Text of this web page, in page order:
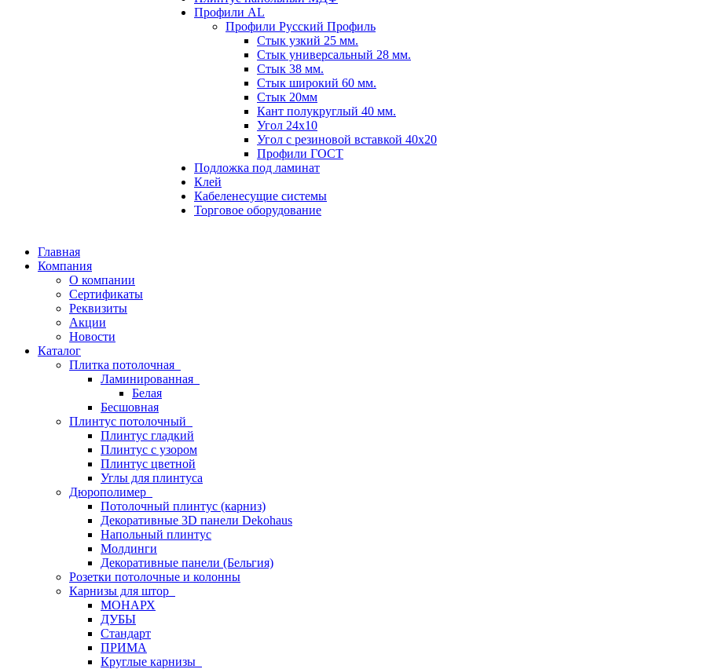
Профили AL
Профили Русский Профиль
Стык узкий 25 мм.
Стык универсальный 28 мм.
Стык 38 мм.
Стык широкий 60 мм.
Стык 20мм
Кант полукруглый 40 мм.
Угол 24х10
Угол с резиновой вставкой 40х20
Профили ГОСТ
Подложка под ламинат
Клей
Кабеленесущие системы
Торговое оборудование
Главная
Компания
О компании
Сертификаты
Реквизиты
Акции
Новости
Каталог
Плитка потолочная
Ламинированная
Белая
Бесшовная
Плинтус потолочный
Плинтус гладкий
Плинтус с узором
Плинтус цветной
Углы для плинтуса
Дюрополимер
Потолочный плинтус (карниз)
Декоративные 3D панели Dekohaus
Напольный плинтус
Молдинги
Декоративные панели (Бельгия)
Розетки потолочные и колонны
Карнизы для штор
МОНАРХ
ДУБЫ
Стандарт
ПРИМА
Круглые карнизы